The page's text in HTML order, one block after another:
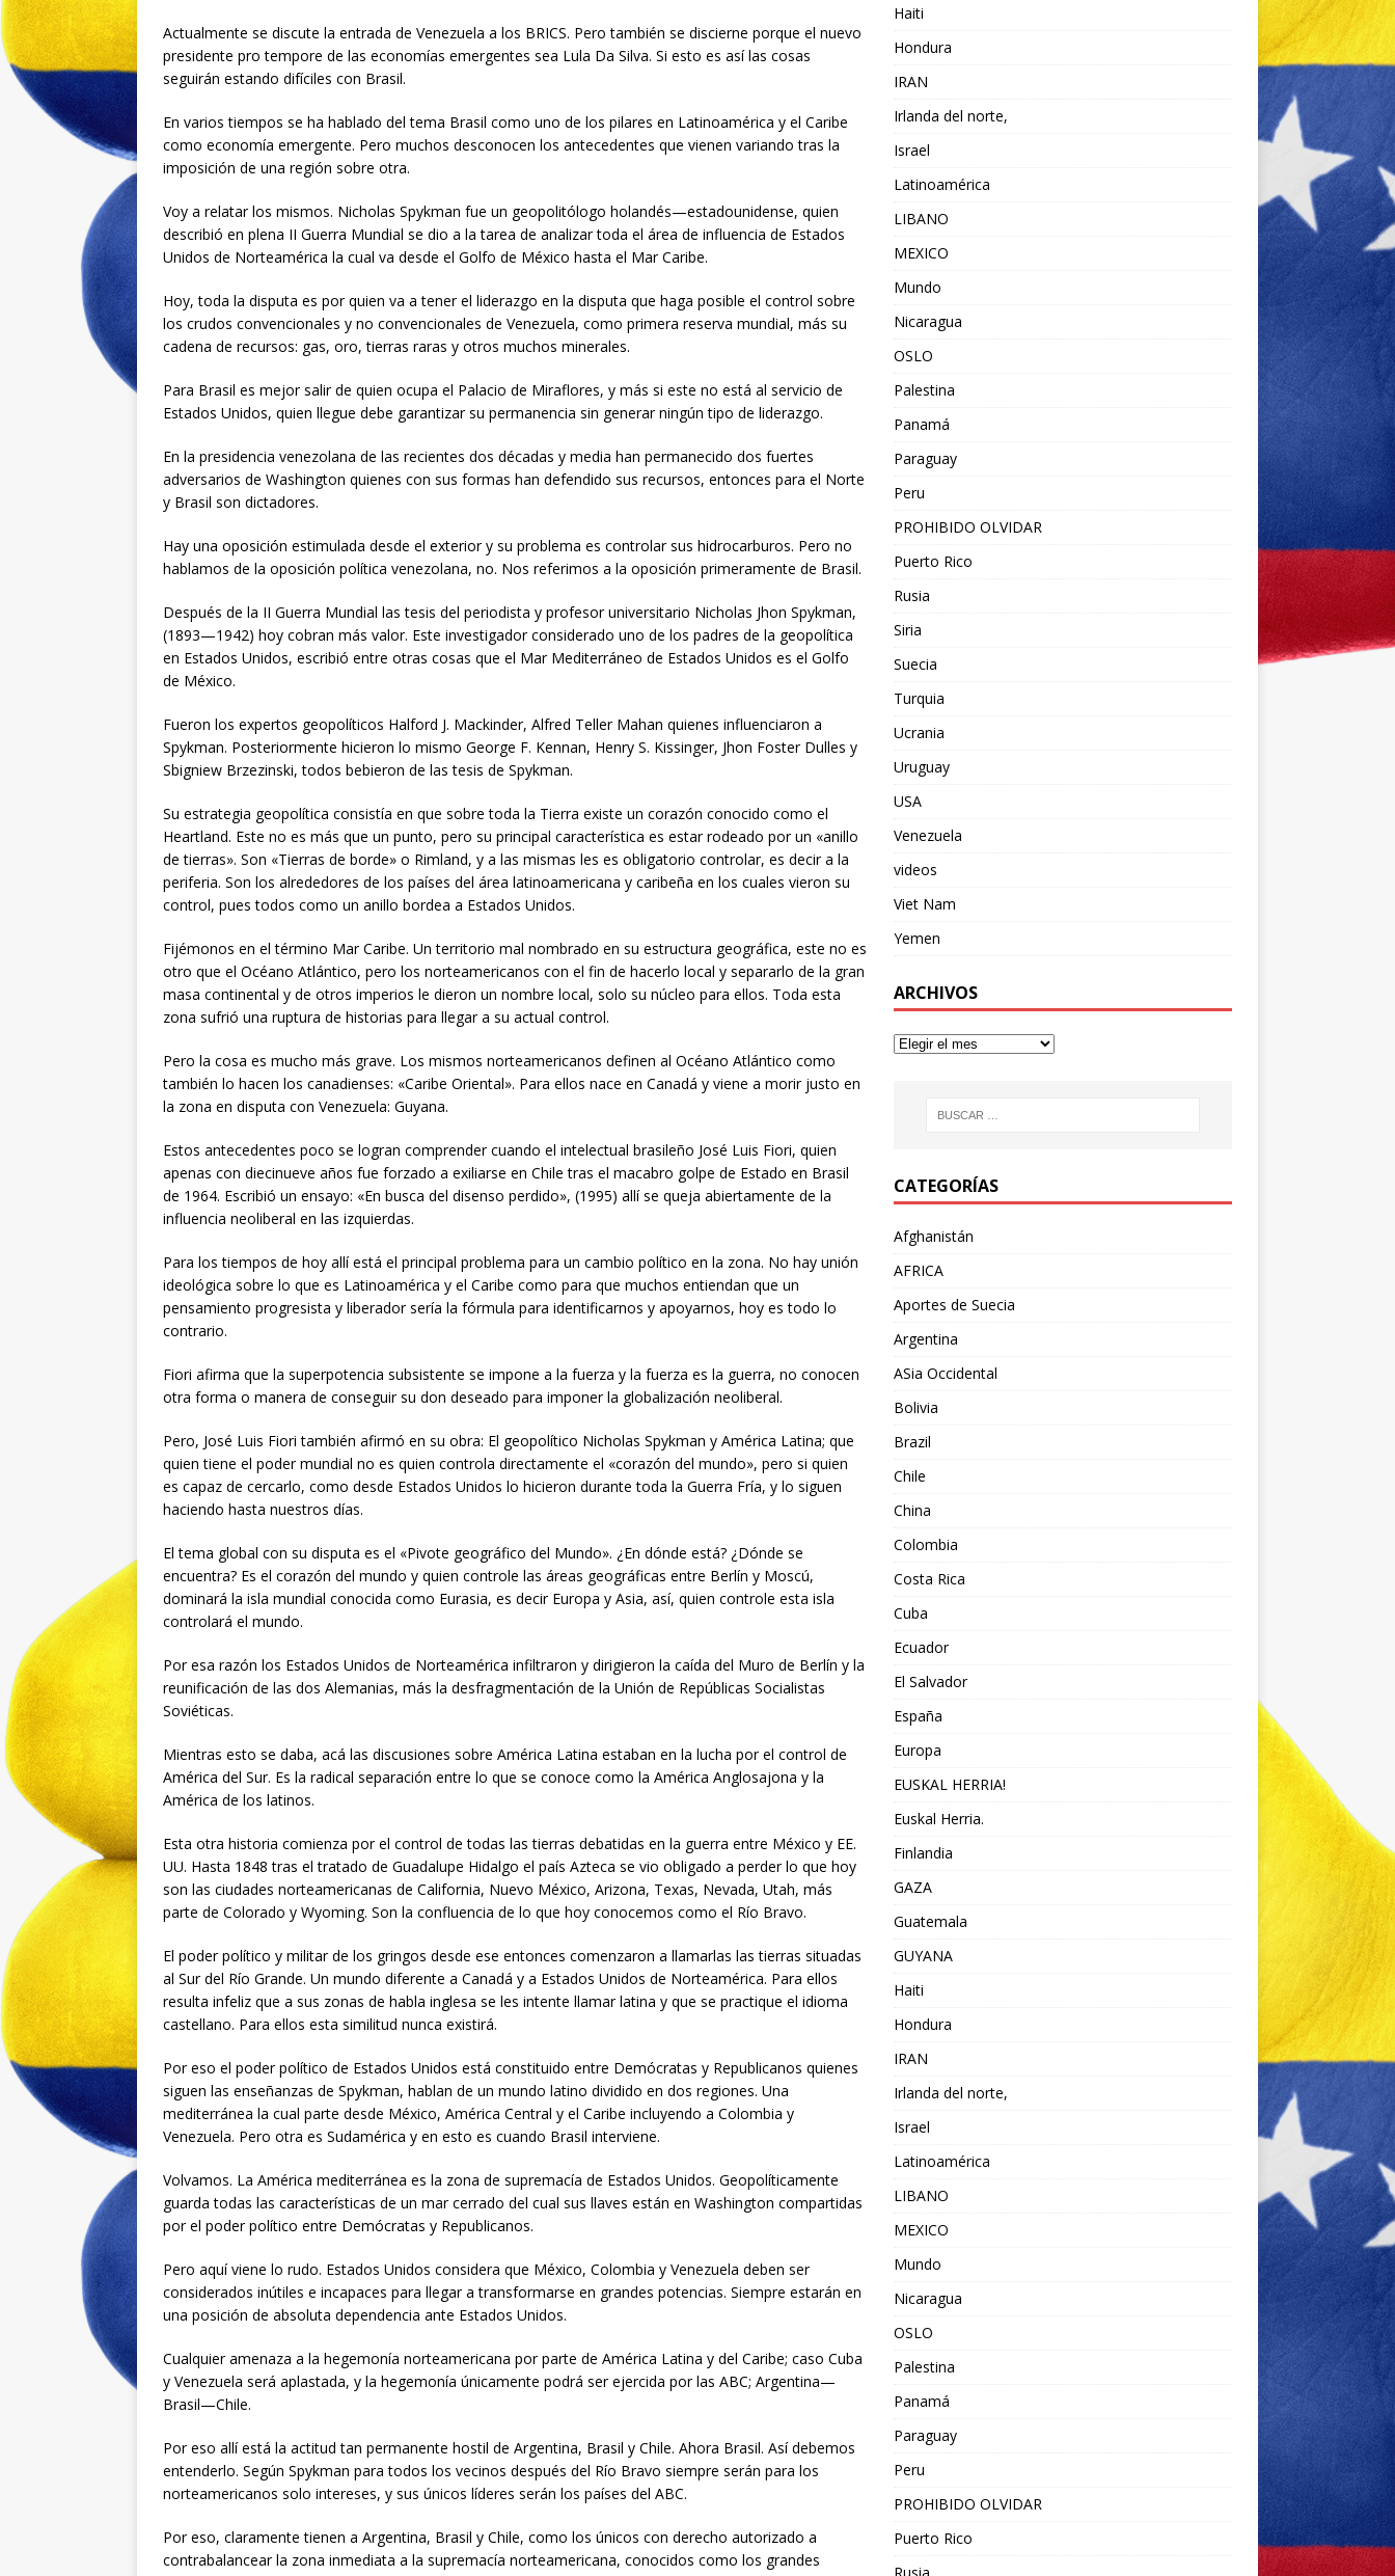
Actualmente se discute la entrada de Venezuela a los BRICS. Pero también se discierne porque el nuevo
presidente pro tempore de las economías emergentes sea Lula Da Silva. Si esto es así las cosas
seguirán estando difíciles con Brasil.
En varios tiempos se ha hablado del tema Brasil como uno de los pilares en Latinoamérica y el Caribe
como economía emergente. Pero muchos desconocen los antecedentes que vienen variando tras la
imposición de una región sobre otra.
Voy a relatar los mismos. Nicholas Spykman fue un geopolitólogo holandés—estadounidense, quien
describió en plena II Guerra Mundial se dio a la tarea de analizar toda el área de influencia de Estados
Unidos de Norteamérica la cual va desde el Golfo de México hasta el Mar Caribe.
Hoy, toda la disputa es por quien va a tener el liderazgo en la disputa que haga posible el control sobre
los crudos convencionales y no convencionales de Venezuela, como primera reserva mundial, más su
cadena de recursos: gas, oro, tierras raras y otros muchos minerales.
Para Brasil es mejor salir de quien ocupa el Palacio de Miraflores, y más si este no está al servicio de
Estados Unidos, quien llegue debe garantizar su permanencia sin generar ningún tipo de liderazgo.
En la presidencia venezolana de las recientes dos décadas y media han permanecido dos fuertes
adversarios de Washington quienes con sus formas han defendido sus recursos, entonces para el Norte
y Brasil son dictadores.
Hay una oposición estimulada desde el exterior y su problema es controlar sus hidrocarburos. Pero no
hablamos de la oposición política venezolana, no. Nos referimos a la oposición primeramente de Brasil.
Después de la II Guerra Mundial las tesis del periodista y profesor universitario Nicholas Jhon Spykman,
(1893—1942) hoy cobran más valor. Este investigador considerado uno de los padres de la geopolítica
en Estados Unidos, escribió entre otras cosas que el Mar Mediterráneo de Estados Unidos es el Golfo
de México.
Fueron los expertos geopolíticos Halford J. Mackinder, Alfred Teller Mahan quienes influenciaron a
Spykman. Posteriormente hicieron lo mismo George F. Kennan, Henry S. Kissinger, Jhon Foster Dulles y
Sbigniew Brzezinski, todos bebieron de las tesis de Spykman.
Su estrategia geopolítica consistía en que sobre toda la Tierra existe un corazón conocido como el
Heartland. Este no es más que un punto, pero su principal característica es estar rodeado por un «anillo
de tierras». Son «Tierras de borde» o Rimland, y a las mismas les es obligatorio controlar, es decir a la
periferia. Son los alrededores de los países del área latinoamericana y caribeña en los cuales vieron su
control, pues todos como un anillo bordea a Estados Unidos.
Fijémonos en el término Mar Caribe. Un territorio mal nombrado en su estructura geográfica, este no es
otro que el Océano Atlántico, pero los norteamericanos con el fin de hacerlo local y separarlo de la gran
masa continental y de otros imperios le dieron un nombre local, solo su núcleo para ellos. Toda esta
zona sufrió una ruptura de historias para llegar a su actual control.
Pero la cosa es mucho más grave. Los mismos norteamericanos definen al Océano Atlántico como
también lo hacen los canadienses: «Caribe Oriental». Para ellos nace en Canadá y viene a morir justo en
la zona en disputa con Venezuela: Guyana.
Estos antecedentes poco se logran comprender cuando el intelectual brasileño José Luis Fiori, quien
apenas con diecinueve años fue forzado a exiliarse en Chile tras el macabro golpe de Estado en Brasil
de 1964. Escribió un ensayo: «En busca del disenso perdido», (1995) allí se queja abiertamente de la
influencia neoliberal en las izquierdas.
Para los tiempos de hoy allí está el principal problema para un cambio político en la zona. No hay unión
ideológica sobre lo que es Latinoamérica y el Caribe como para que muchos entiendan que un
pensamiento progresista y liberador sería la fórmula para identificarnos y apoyarnos, hoy es todo lo
contrario.
Fiori afirma que la superpotencia subsistente se impone a la fuerza y la fuerza es la guerra, no conocen
otra forma o manera de conseguir su don deseado para imponer la globalización neoliberal.
Pero, José Luis Fiori también afirmó en su obra: El geopolítico Nicholas Spykman y América Latina; que
quien tiene el poder mundial no es quien controla directamente el «corazón del mundo», pero si quien
es capaz de cercarlo, como desde Estados Unidos lo hicieron durante toda la Guerra Fría, y lo siguen
haciendo hasta nuestros días.
El tema global con su disputa es el «Pivote geográfico del Mundo». ¿En dónde está? ¿Dónde se
encuentra? Es el corazón del mundo y quien controle las áreas geográficas entre Berlín y Moscú,
dominará la isla mundial conocida como Eurasia, es decir Europa y Asia, así, quien controle esta isla
controlará el mundo.
Por esa razón los Estados Unidos de Norteamérica infiltraron y dirigieron la caída del Muro de Berlín y la
reunificación de las dos Alemanias, más la desfragmentación de la Unión de Repúblicas Socialistas
Soviéticas.
Mientras esto se daba, acá las discusiones sobre América Latina estaban en la lucha por el control de
América del Sur. Es la radical separación entre lo que se conoce como la América Anglosajona y la
América de los latinos.
Esta otra historia comienza por el control de todas las tierras debatidas en la guerra entre México y EE.
UU. Hasta 1848 tras el tratado de Guadalupe Hidalgo el país Azteca se vio obligado a perder lo que hoy
son las ciudades norteamericanas de California, Nuevo México, Arizona, Texas, Nevada, Utah, más
parte de Colorado y Wyoming. Son la confluencia de lo que hoy conocemos como el Río Bravo.
El poder político y militar de los gringos desde ese entonces comenzaron a llamarlas las tierras situadas
al Sur del Río Grande. Un mundo diferente a Canadá y a Estados Unidos de Norteamérica. Para ellos
resulta infeliz que a sus zonas de habla inglesa se les intente llamar latina y que se practique el idioma
castellano. Para ellos esta similitud nunca existirá.
Por eso el poder político de Estados Unidos está constituido entre Demócratas y Republicanos quienes
siguen las enseñanzas de Spykman, hablan de un mundo latino dividido en dos regiones. Una
mediterránea la cual parte desde México, América Central y el Caribe incluyendo a Colombia y
Venezuela. Pero otra es Sudamérica y en esto es cuando Brasil interviene.
Volvamos. La América mediterránea es la zona de supremacía de Estados Unidos. Geopolíticamente
guarda todas las características de un mar cerrado del cual sus llaves están en Washington compartidas
por el poder político entre Demócratas y Republicanos.
Pero aquí viene lo rudo. Estados Unidos considera que México, Colombia y Venezuela deben ser
considerados inútiles e incapaces para llegar a transformarse en grandes potencias. Siempre estarán en
una posición de absoluta dependencia ante Estados Unidos.
Cualquier amenaza a la hegemonía norteamericana por parte de América Latina y del Caribe; caso Cuba
y Venezuela será aplastada, y la hegemonía únicamente podrá ser ejercida por las ABC; Argentina—
Brasil—Chile.
Por eso allí está la actitud tan permanente hostil de Argentina, Brasil y Chile. Ahora Brasil. Así debemos
entenderlo. Según Spykman para todos los vecinos después del Río Bravo siempre serán para los
norteamericanos solo intereses, y sus únicos líderes serán los países del ABC.
Por eso, claramente tienen a Argentina, Brasil y Chile, como los únicos con derecho autorizado a
contrabalancear la zona inmediata a la supremacía norteamericana, conocidos como los grandes
Haiti
Hondura
IRAN
Irlanda del norte,
Israel
Latinoamérica
LIBANO
MEXICO
Mundo
Nicaragua
OSLO
Palestina
Panamá
Paraguay
Peru
PROHIBIDO OLVIDAR
Puerto Rico
Rusia
Siria
Suecia
Turquia
Ucrania
Uruguay
USA
Venezuela
videos
Viet Nam
Yemen
ARCHIVOS
CATEGORÍAS
Afghanistán
AFRICA
Aportes de Suecia
Argentina
ASia Occidental
Bolivia
Brazil
Chile
China
Colombia
Costa Rica
Cuba
Ecuador
El Salvador
España
Europa
EUSKAL HERRIA!
Euskal Herria.
Finlandia
GAZA
Guatemala
GUYANA
Haiti
Hondura
IRAN
Irlanda del norte,
Israel
Latinoamérica
LIBANO
MEXICO
Mundo
Nicaragua
OSLO
Palestina
Panamá
Paraguay
Peru
PROHIBIDO OLVIDAR
Puerto Rico